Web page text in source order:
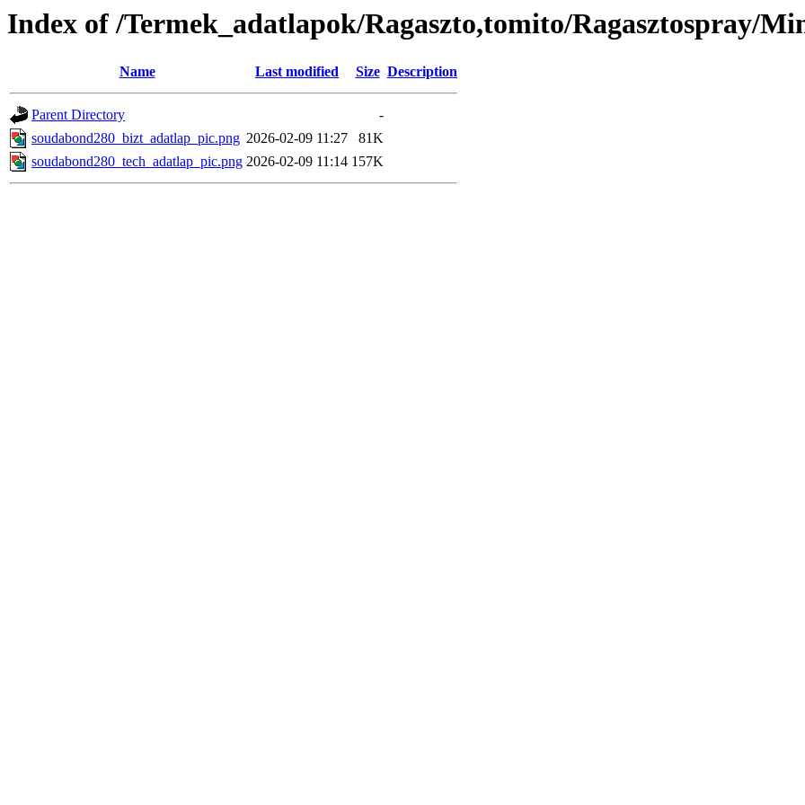
Index of /Termek_adatlapok/Ragaszto,tomito/Ragasztospray/
Name Last modified Size Description
Parent Directory
-
soudabond280_bizt_adatlap_pic.png 2026-02-09 11:27
81K
soudabond280_tech_adatlap_pic.png 2026-02-09 11:14 157K